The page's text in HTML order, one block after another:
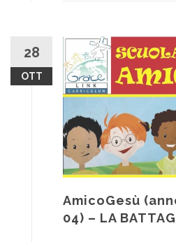
28
OTT
AmicoGesù
04) – LA